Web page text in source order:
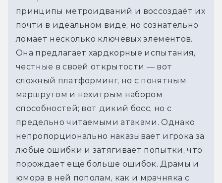
принципы метроидваний и воссоздаёт их
почти в идеальном виде, но сознательно
ломает несколько ключевых элементов.
Она предлагает хардкорные испытания,
честные в своей открытости — вот
сложный платформинг, но с понятным
маршрутом и нехитрым набором
способностей; вот дикий босс, но с
предельно читаемыми атаками. Однако
непропорционально наказывает игрока за
любые ошибки и затягивает попытки, что
порождает ещё больше ошибок. Драмы и
юмора в ней пополам, как и мрачняка с